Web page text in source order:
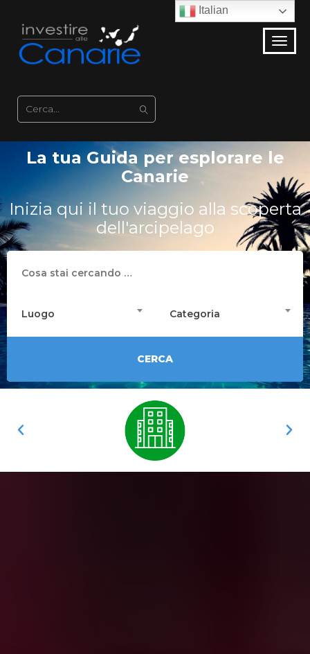
La tua Guida per esplorare le
Canarie
Inizia qui il tuo viaggio alla scoperta
dell'arcipelago
Luogo Categoria
Italian